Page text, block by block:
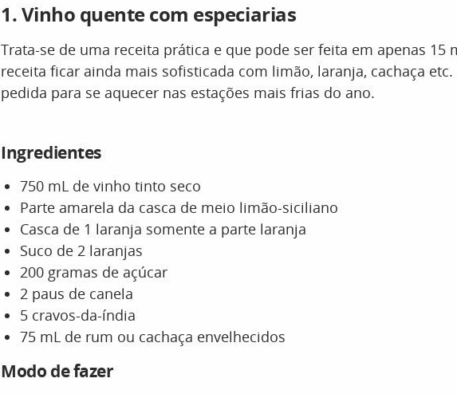
1. Vinho quente com especiarias
Trata-se de uma receita prática e que pode ser feita em apenas 15
receita ficar ainda mais sofisticada com limão, laranja, cachaça
pedida para se aquecer nas estações mais frias do ano.
Ingredientes
750 mL de vinho tinto seco
Parte amarela da casca de meio limão-siciliano
Casca de 1 laranja somente a parte laranja
Suco de 2 laranjas
200 gramas de açúcar
2 paus de canela
5 cravos-da-índia
75 mL de rum ou cachaça envelhecidos
Modo de fazer